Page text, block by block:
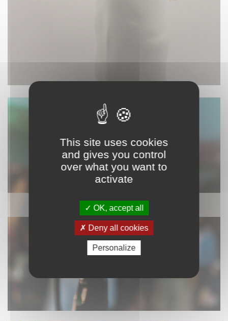
SONORISATION
This site uses cookies
and gives you control
over what you want to
activate
OK, accept all
Deny all cookies
Personalize